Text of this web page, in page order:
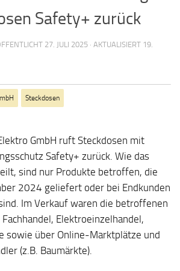
Safety+ zurück
27. JULI 2025 · AKTUALISIERT 19.
Steckdosen
GmbH ruft Steckdosen mit
Safety+ zurück. Wie das
sind nur Produkte betroffen, die
2024 geliefert oder bei Endkunden
Im Verkauf waren die betroffenen
Elektroeinzelhandel,
sowie über Online-Marktplätze und
(z.B. Baumärkte).